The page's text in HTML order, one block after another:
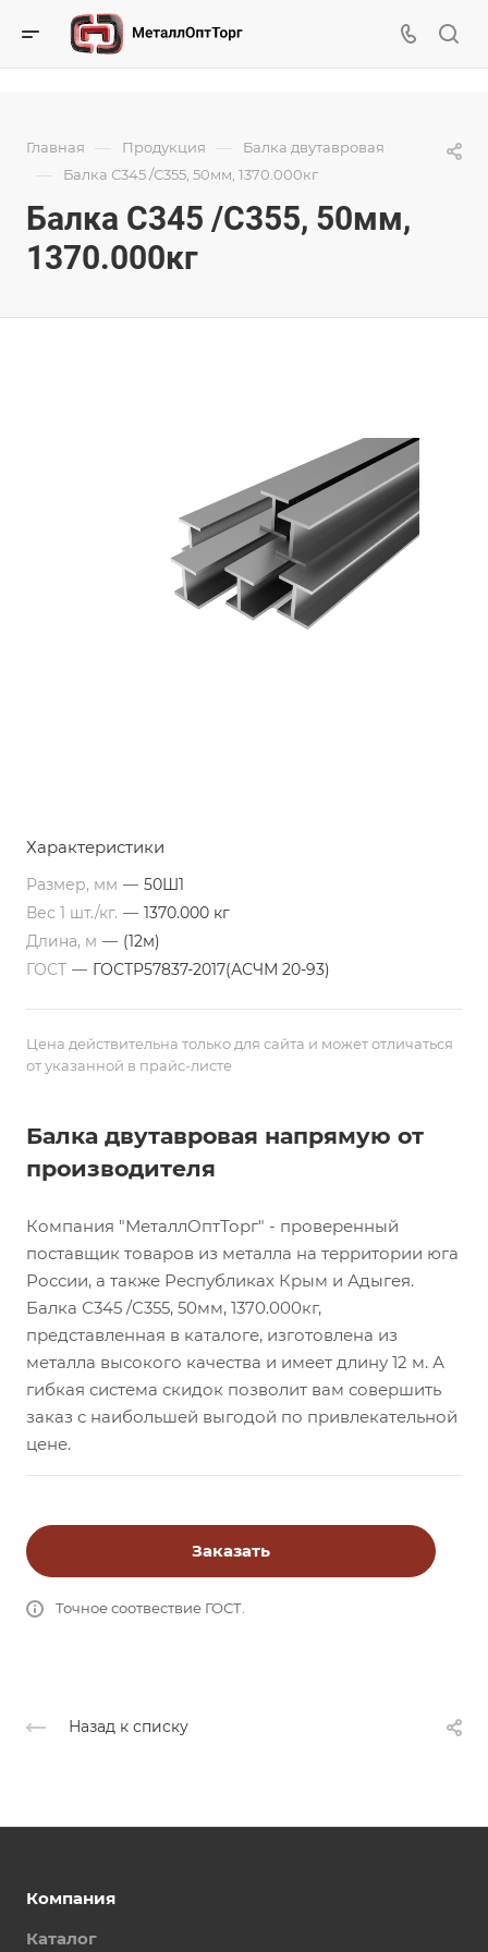
Главная — Продукция — Балка двутавровая
— Балка С345 /С355, 50мм, 1370.000кг
Балка С345 /С355, 50мм,
1370.000кг
Характеристики
Размер, мм — 50Ш1
Вес 1 шт./кг. — 1370.000 кг
Длина, м — (12м)
ГОСТ — ГОСТР57837-2017(АСЧМ 20-93)
Цена действительна только для сайта и может отличаться
от указанной в прайс-листе
Балка двутавровая напрямую от
производителя
Компания "МеталлОптТорг" - проверенный
поставщик товаров из металла на территории юга
России, а также Республиках Крым и Адыгея.
Балка С345 /С355, 50мм, 1370.000кг,
представленная в каталоге, изготовлена из
металла высокого качества и имеет длину 12 м. А
гибкая система скидок позволит вам совершить
заказ с наибольшей выгодой по привлекательной
цене.
Заказать
Точное соотвествие ГОСТ.
Назад к списку
Компания
Каталог